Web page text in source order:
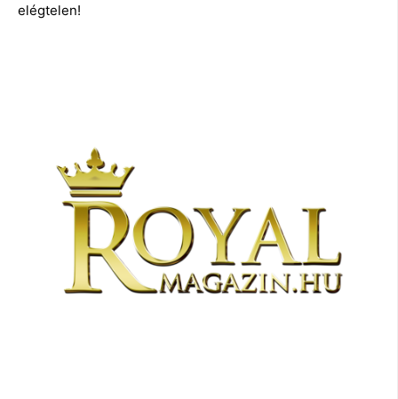
elégtelen!